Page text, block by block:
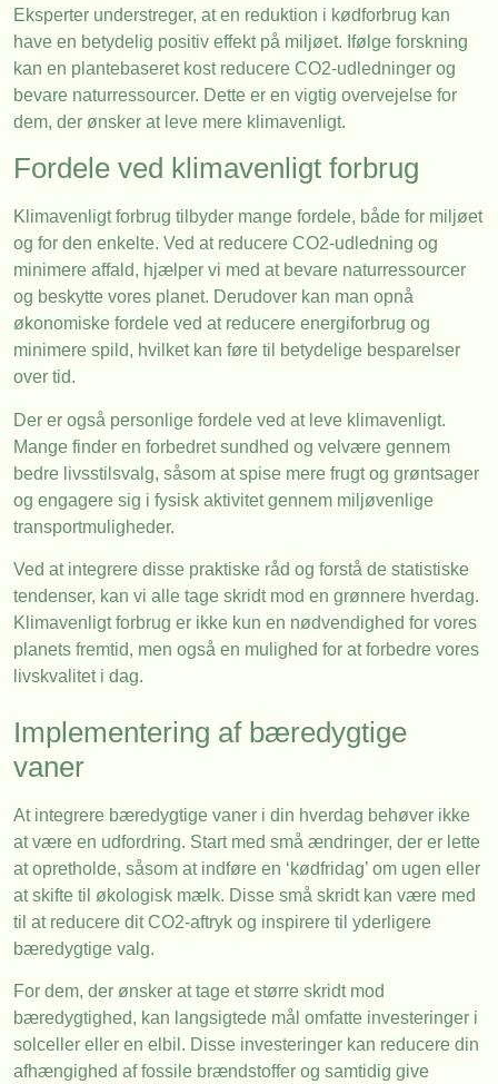
Eksperter understreger, at en reduktion i kødforbrug kan
have en betydelig positiv effekt på miljøet. Ifølge forskning
kan en plantebaseret kost reducere CO2-udledninger og
bevare naturressourcer. Dette er en vigtig overvejelse for
dem, der ønsker at leve mere klimavenligt.
Fordele ved klimavenligt forbrug
Klimavenligt forbrug tilbyder mange fordele, både for miljøet
og for den enkelte. Ved at reducere CO2-udledning og
minimere affald, hjælper vi med at bevare naturressourcer
og beskytte vores planet. Derudover kan man opnå
økonomiske fordele ved at reducere energiforbrug og
minimere spild, hvilket kan føre til betydelige besparelser
over tid.
Der er også personlige fordele ved at leve klimavenligt.
Mange finder en forbedret sundhed og velvære gennem
bedre livsstilsvalg, såsom at spise mere frugt og grøntsager
og engagere sig i fysisk aktivitet gennem miljøvenlige
transportmuligheder.
Ved at integrere disse praktiske råd og forstå de statistiske
tendenser, kan vi alle tage skridt mod en grønnere hverdag.
Klimavenligt forbrug er ikke kun en nødvendighed for vores
planets fremtid, men også en mulighed for at forbedre vores
livskvalitet i dag.
Implementering af bæredygtige
vaner
At integrere bæredygtige vaner i din hverdag behøver ikke
at være en udfordring. Start med små ændringer, der er lette
at opretholde, såsom at indføre en ‘kødfridag’ om ugen eller
at skifte til økologisk mælk. Disse små skridt kan være med
til at reducere dit CO2-aftryk og inspirere til yderligere
bæredygtige valg.
For dem, der ønsker at tage et større skridt mod
bæredygtighed, kan langsigtede mål omfatte investeringer i
solceller eller en elbil. Disse investeringer kan reducere din
afhængighed af fossile brændstoffer og samtidig give